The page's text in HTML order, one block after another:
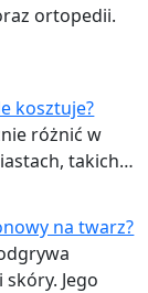
ortopedii.
kosztuje?
różnić w
takich…
na twarz?
Jego